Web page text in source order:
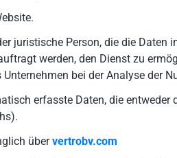
juristische Person, die die
werden, den Dienst zu
bei der Analyse der
erfasste Daten, die
übervertrobv.com